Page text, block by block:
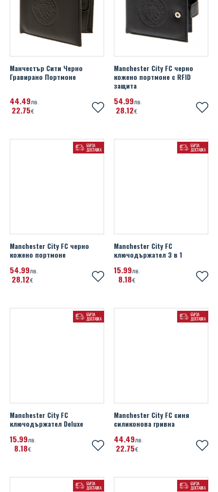
Манчестър Сити Черно
Гравирано Портмоне
44 49лв.
22 75€
Manchester City FC черно
кожено портмоне с RFID
защита
54 99лв.
28 12€
БЪРЗА
ДОСТАВКА
Manchester City FC черно
кожено портмоне
54 99лв.
28 12€
БЪРЗА
ДОСТАВКА
Manchester City FC
ключодържател 3 в 1
15 99лв.
8 18€
БЪРЗА
ДОСТАВКА
Manchester City FC
ключодържател Deluxe
15 99лв.
8 18€
БЪРЗА
ДОСТАВКА
Manchester City FC синя
силиконова гривна
44 49лв.
22 75€
БЪРЗА
ДОСТАВКА
БЪРЗА
ДОСТАВКА